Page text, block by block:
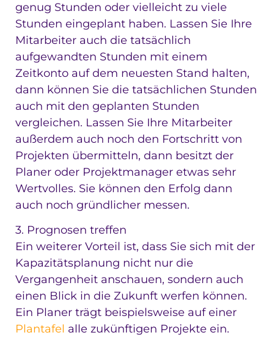
genug Stunden oder vielleicht zu viele
Stunden eingeplant haben. Lassen Sie Ihre
Mitarbeiter auch die tatsächlich
aufgewandten Stunden mit einem
Zeitkonto auf dem neuesten Stand halten,
dann können Sie die tatsächlichen Stunden
auch mit den geplanten Stunden
vergleichen. Lassen Sie Ihre Mitarbeiter
außerdem auch noch den Fortschritt von
Projekten übermitteln, dann besitzt der
Planer oder Projektmanager etwas sehr
Wertvolles. Sie können den Erfolg dann
auch noch gründlicher messen.
3. Prognosen treffen
Ein weiterer Vorteil ist, dass Sie sich mit der
Kapazitätsplanung nicht nur die
Vergangenheit anschauen, sondern auch
einen Blick in die Zukunft werfen können.
Ein Planer trägt beispielsweise auf einer
Plantafel alle zukünftigen Projekte ein.